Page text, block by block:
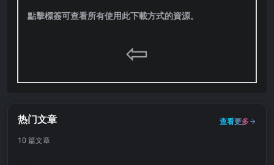
點擊標簽可查看所有使用此下載方式的資源。
⇦
热门文章
查看更多
10 篇文章